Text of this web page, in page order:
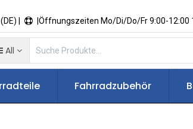
| |Öffnungszeiten Mo/Di/Do/Fr 9:00-
All
Fahrradzubehör